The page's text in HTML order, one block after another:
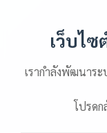
เว็บไ
เรากำลังพัฒนาร
โปรด